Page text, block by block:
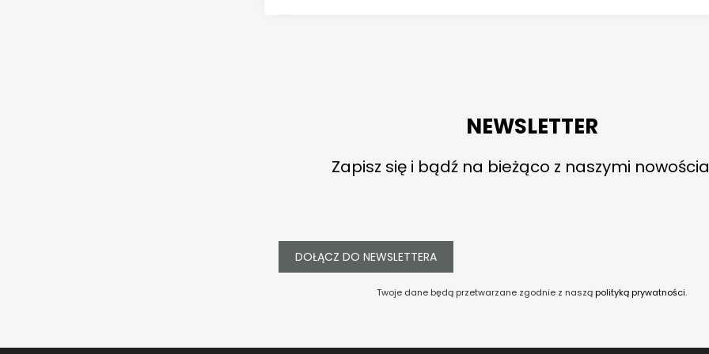
NEWSLETTER
Zapisz się i bądź na bieżąco z naszymi
DOŁĄCZ DO NEWSLETTERA
Twoje dane będą przetwarzane zgodnie z nasząpolityką prywatności.